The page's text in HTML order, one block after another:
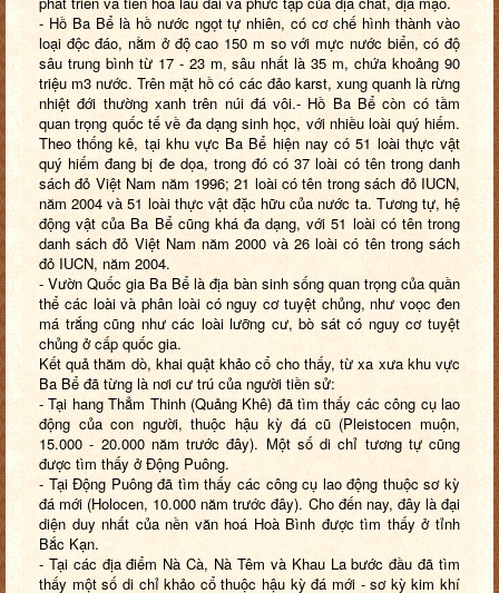
- Hồ Ba Bể là hồ nước ngọt tự nhiên, có cơ chế hình thành vào
loại độc đáo, nằm ở độ cao 150 m so với mực nước biển, có độ
sâu trung bình từ 17 - 23 m, sâu nhất là 35 m, chứa khoảng 90
triệu m3 nước. Trên mặt hồ có các đảo karst, xung quanh là rừng
nhiệt đới thường xanh trên núi đá vôi.- Hồ Ba Bể còn có tầm
quan trọng quốc tế về đa dạng sinh học, với nhiều loài quý hiếm.
Theo thống kê, tại khu vực Ba Bể hiện nay có 51 loài thực vật
quý hiếm đang bị đe dọa, trong đó có 37 loài có tên trong danh
sách đỏ Việt Nam năm 1996; 21 loài có tên trong sách đỏ IUCN,
năm 2004 và 51 loài thực vật đặc hữu của nước ta. Tương tự, hệ
động vật của Ba Bể cũng khá đa dạng, với 51 loài có tên trong
danh sách đỏ Việt Nam năm 2000 và 26 loài có tên trong sách
đỏ IUCN, năm 2004.
- Vườn Quốc gia Ba Bể là địa bàn sinh sống quan trọng của quần
thể các loài và phân loài có nguy cơ tuyệt chủng, như voọc đen
má trắng cũng như các loài lưỡng cư, bò sát có nguy cơ tuyệt
chủng ở cấp quốc gia.
Kết quả thăm dò, khai quật khảo cổ cho thấy, từ xa xưa khu vực
Ba Bể đã từng là nơi cư trú của người tiền sử:
- Tại hang Thẳm Thinh (Quảng Khê) đã tìm thấy các công cụ lao
động của con người, thuộc hậu kỳ đá cũ (Pleistocen muộn,
15.000 - 20.000 năm trước đây). Một số di chỉ tương tự cũng
được tìm thấy ở Động Puông.
- Tại Động Puông đã tìm thấy các công cụ lao động thuộc sơ kỳ
đá mới (Holocen, 10.000 năm trước đây). Cho đến nay, đây là đại
diện duy nhất của nền văn hoá Hoà Bình được tìm thấy ở tỉnh
Bắc Kạn.
- Tại các địa điểm Nà Cà, Nà Têm và Khau La bước đầu đã tìm
thấy một số di chỉ khảo cổ thuộc hậu kỳ đá mới - sơ kỳ kim khí